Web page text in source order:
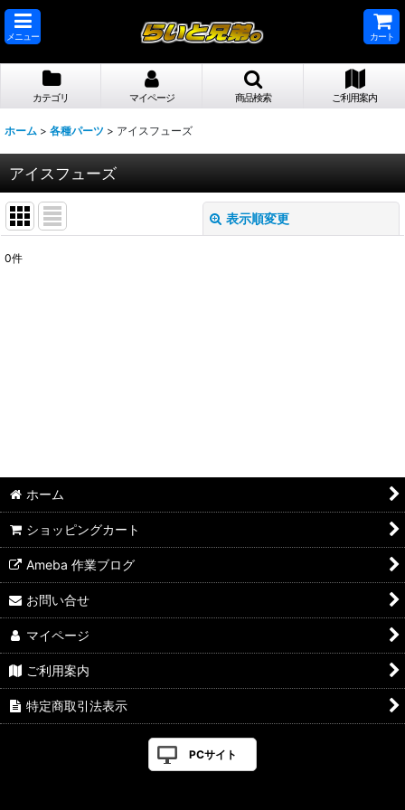
メニュー カート
カテゴリ マイページ 商品検索 ご利用案内
ホーム > 各種パーツ > アイスフューズ
アイスフューズ
表示順変更
0件
ホーム
ショッピングカート
Ameba 作業ブログ
お問い合せ
マイページ
ご利用案内
特定商取引法表示
PCサイト